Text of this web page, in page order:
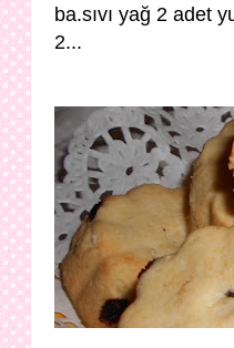
ba.sıvı yağ 2 adet
2...